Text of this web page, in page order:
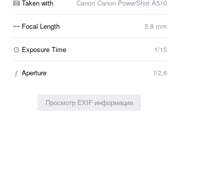
Taken with Canon Canon PowerShot A510
Focal Length 5.8 mm
Exposure Time 1/15
f Aperture f/2.6
Просмотр EXIF информации